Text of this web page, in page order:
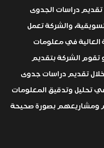
دراسات الجدوى
والشركة تعمل
العالية في معلومات
تقوم الشركة بتقديم
تقديم دراسات جدوى
تحليل وتدقيق المعلومات
ومشاريعهم بصورة صحيحة